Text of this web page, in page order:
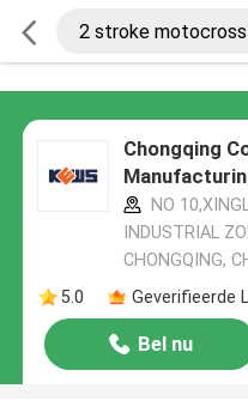
Chongqing
NO
INDUSTRIAL
CHONGQING,
5.0
Geverifieerde
Bel nu